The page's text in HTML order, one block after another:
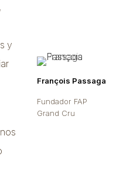
y
François Passaga
Fundador FAP
Grand Cru